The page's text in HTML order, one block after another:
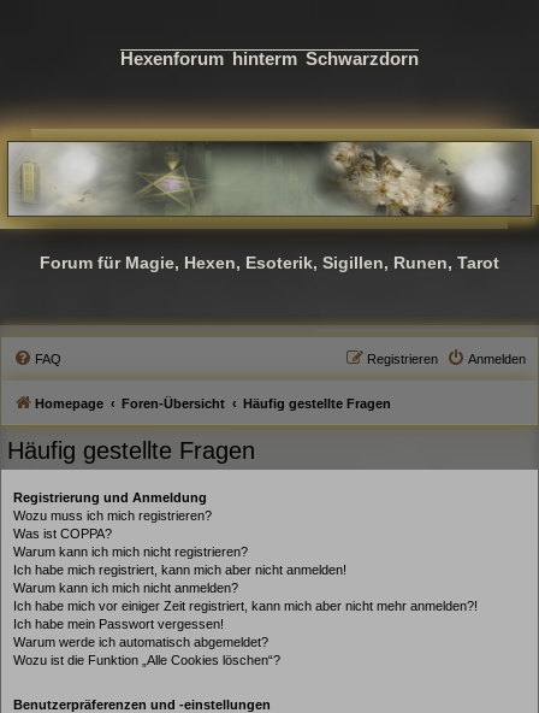
Hexenforum hinterm Schwarzdorn
Forum für Magie, Hexen, Esoterik, Sigillen, Runen, Tarot
FAQ Anmelden
Registrieren
Homepage Foren-Übersicht Häufig gestellte Fragen
Häufig gestellte Fragen
Registrierung und Anmeldung
Wozu muss ich mich registrieren?
Was ist COPPA?
Warum kann ich mich nicht registrieren?
Ich habe mich registriert, kann mich aber nicht anmelden!
Warum kann ich mich nicht anmelden?
Ich habe mich vor einiger Zeit registriert, kann mich aber nicht mehr anmelden?!
Ich habe mein Passwort vergessen!
Warum werde ich automatisch abgemeldet?
Wozu ist die Funktion „Alle Cookies löschen“?
Benutzerpräferenzen und -einstellungen